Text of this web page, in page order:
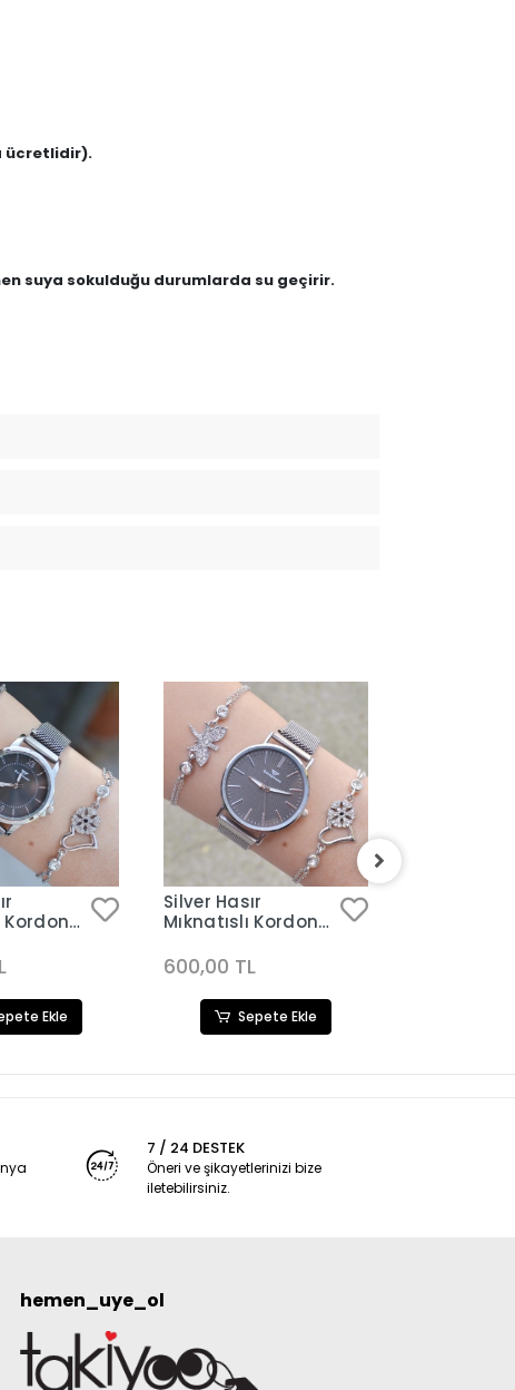
ücretlidir).
suya sokulduğu durumlarda su geçirir.
Kordon
Ekle
Silver Hasır
Mıknatıslı Kordon
Kombini 3180
600,00 TL
Sepete Ekle
7 / 24 DESTEK
Öneri ve şikayetlerinizi bize
iletebilirsiniz.
hemen_uye_ol